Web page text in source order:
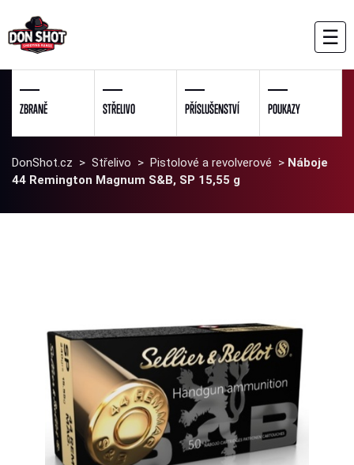
☰
ZBRANĚ STŘELIVO PŘÍSLUŠENSTVÍ POUKAZY
DonShot.cz > Střelivo > Pistolové a revolverové > Náboje
44 Remington Magnum S&B, SP 15,55 g